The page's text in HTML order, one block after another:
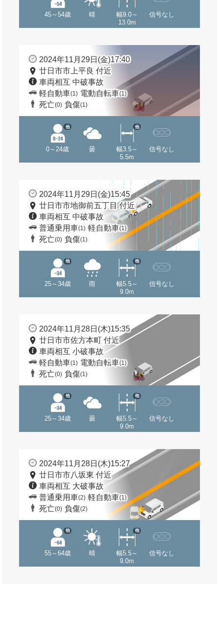
45～54歳 晴
幅9.0～
13.0m
信号なし
2024年11月29日(金)17:40
廿日市市上平良 付近
車両相互 中破事故
軽自動車(1) 電動自転車(1)
死亡(0) 負傷(1)
0～24歳
他
曇
幅3.5～
5.5m
他
信号なし
2024年11月29日(金)15:45
廿日市市地御前五丁目 付近
車両相互 中破事故
普通乗用車(1) 軽自動車(1)
死亡(0) 負傷(1)
25～34歳
他
雨
幅5.5～
9.0m
他
信号なし
2024年11月28日(木)15:35
廿日市市佐方本町 付近
車両相互 小破事故
軽自動車(1) 電動自転車(1)
死亡(0) 負傷(1)
25～34歳
他
曇
幅5.5～
9.0m
他
信号なし
2024年11月28日(木)15:27
廿日市市八坂東 付近
車両相互 大破事故
普通乗用車(2) 軽自動車(1)
死亡(0) 負傷(2)
55～64歳
他
晴
幅5.5～
9.0m
他
信号なし